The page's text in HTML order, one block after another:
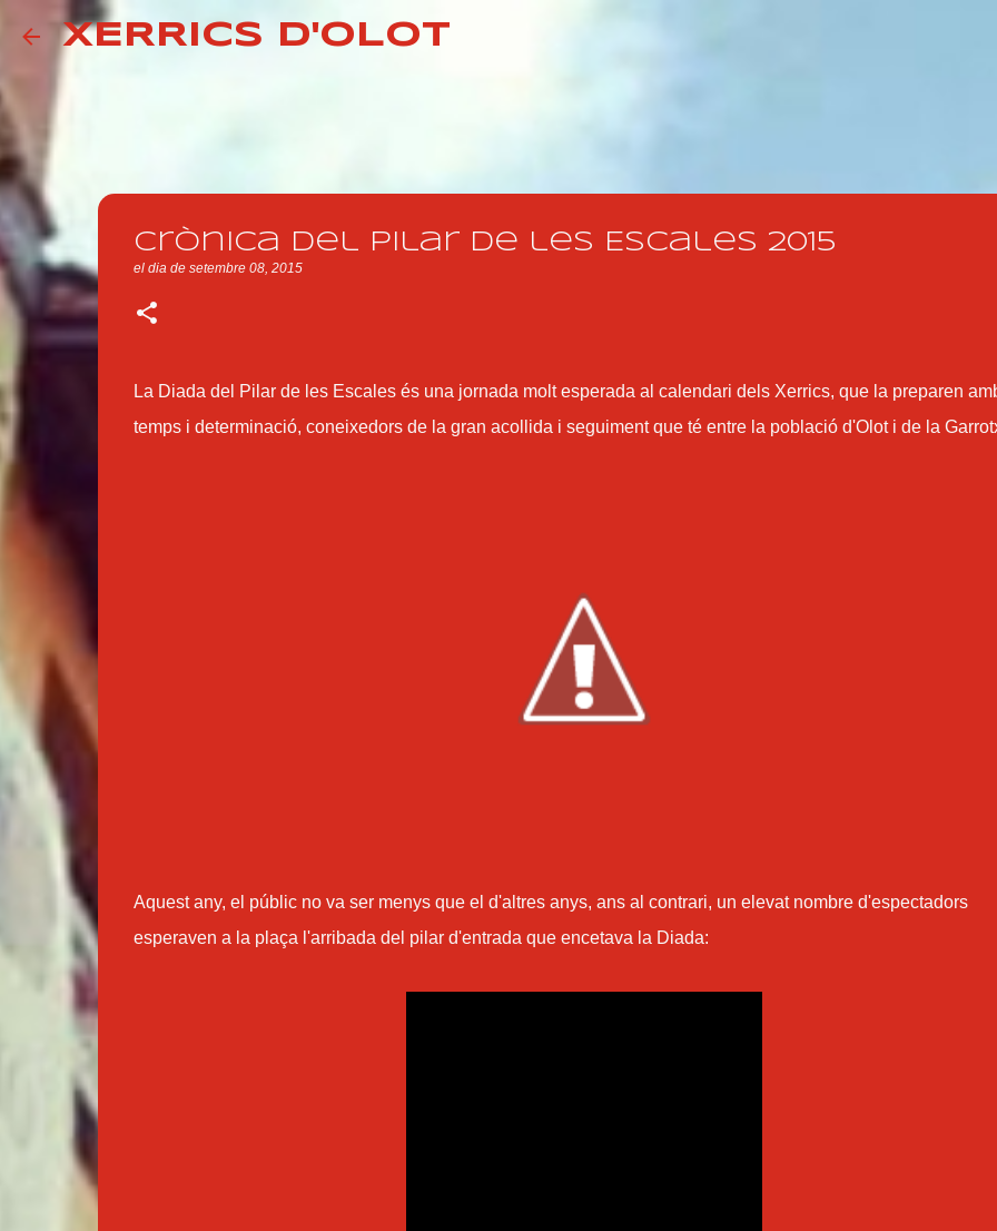
XERRICS D'OLOT
Crònica del Pilar de les Escales 2015
el dia de setembre 08, 2015
La Diada del Pilar de les Escales és una jornada molt esperada al calendari dels Xerrics, que la preparen
temps i determinació, coneixedors de la gran acollida i seguiment que té entre la població d'Olot i de la
Aquest any, el públic no va ser menys que el d'altres anys, ans al contrari, un elevat nombre d'espectadors
esperaven a la plaça l'arribada del pilar d'entrada que encetava la Diada: